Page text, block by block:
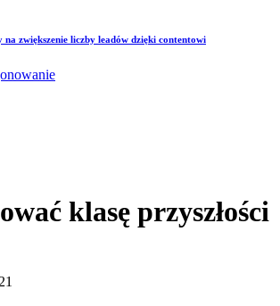
na zwiększenie liczby leadów dzięki contentowi
klasę przyszłości